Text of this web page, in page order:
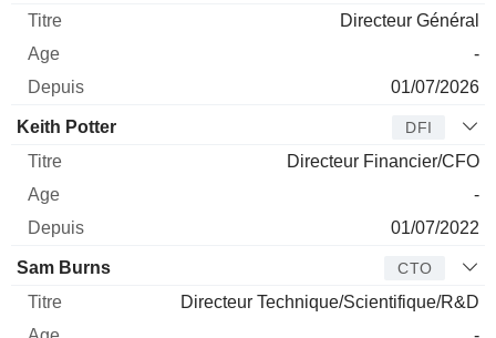
Directeur Général
-
01/07/2026
Keith Potter DFI
Directeur Financier/CFO
-
01/07/2022
Sam Burns CTO
Directeur Technique/Scientifique/R&D